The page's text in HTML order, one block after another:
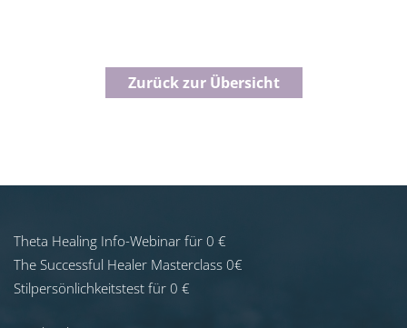
Zurück zur Übersicht
Theta Healing Info-Webinar für 0 €
The Successful Healer Masterclass 0€
Stilpersönlichkeitstest für 0 €